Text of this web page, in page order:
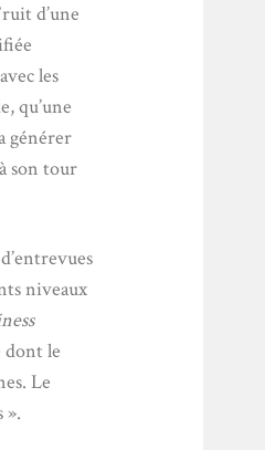
d’une
les
qu’une
générer
son tour
niveaux
dont le
Le
».